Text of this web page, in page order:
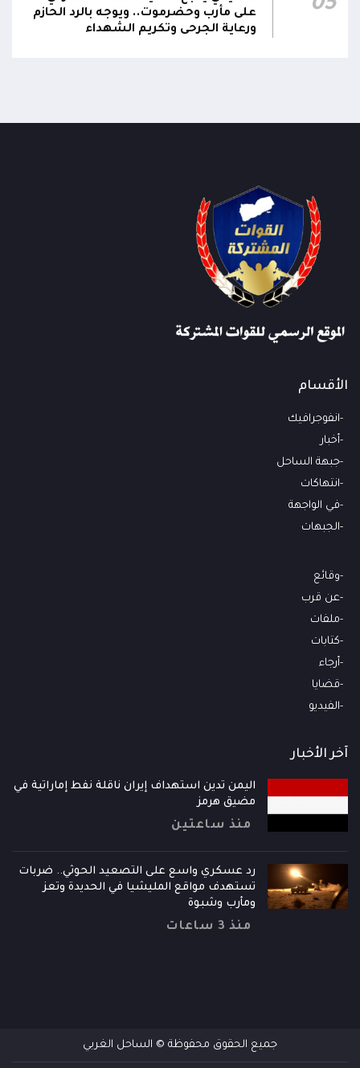
05
على مأرب وحضرموت.. ويوجه بالرد الحازم
ورعاية الجرحى وتكريم الشهداء
الأقسام
انفوجرافيك
أخبار
جبهة الساحل
انتهاكات
في الواجهة
الجبهات
وقائع
عن قرب
ملفات
كتابات
أرجاء
قضايا
الفيديو
آخر الأخبار
اليمن تدين استهداف إيران ناقلة نفط إماراتية في
مضيق هرمز
منذ ساعتين
رد عسكري واسع على التصعيد الحوثي.. ضربات
تستهدف مواقع المليشيا في الحديدة وتعز
ومأرب وشبوة
منذ 3 ساعات
جميع الحقوق محفوظة © الساحل الغربي